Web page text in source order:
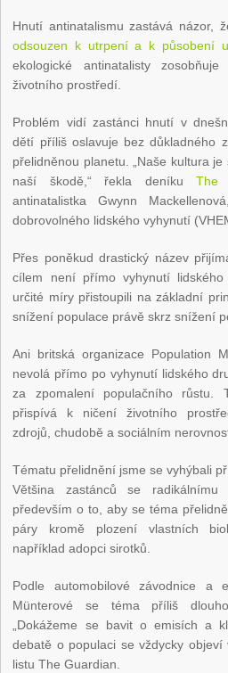
Hnutí antinatalismu zastává názor,
odsouzen k utrpení a k působení
ekologické antinatalisty
životního prostředí.
Problém vidí zastánci hnutí v
dětí příliš oslavuje bez důkladného
přelidněnou planetu. „Naše kultura
naší škodě,“ řekla deníku The
antinatalistka Gwynn
dobrovolného lidského vyhynutí
Přes poněkud drastický název
cílem není přímo vyhynutí
určité míry přistoupili na základní
snížení populace právě skrz snížení
Ani britská organizace Population
nevolá přímo po vyhynutí lidského
za zpomalení populačního růstu.
přispívá k ničení životního
zdrojů, chudobě a sociálním
Tématu přelidnění jsme se vyhýbali
Většina zastánců se
především o to, aby se téma
páry kromě plození vlastních
například adopci sirotků.
Podle automobilové závodnice a
Münterové se téma příliš
„Dokážeme se bavit o emisích a
debatě o populaci se vždycky objeví
listu The Guardian.